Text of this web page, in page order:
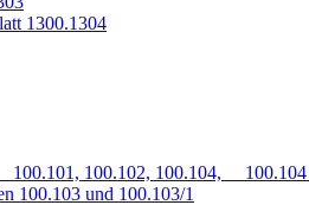
1300.1304
100.102, 100.104, 100.104
und 100.103/1